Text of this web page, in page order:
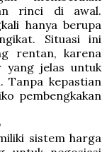
rinci di awal.
hanya berupa
Situasi ini
rentan, karena
yang jelas untuk
Tanpa kepastian
pembengkakan
sistem harga